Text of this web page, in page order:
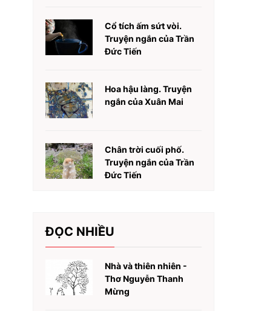
Cổ tích ấm sứt vòi.
Truyện ngắn của Trần
Đức Tiến
Hoa hậu làng. Truyện
ngắn của Xuân Mai
Chân trời cuối phố.
Truyện ngắn của Trần
Đức Tiến
ĐỌC NHIỀU
Nhà và thiên nhiên -
Thơ Nguyễn Thanh
Mừng